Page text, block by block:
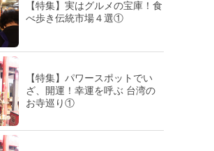
【特集】実はグルメの宝庫！食
べ歩き伝統市場４選①
【特集】パワースポットでい
ざ、開運！幸運を呼ぶ 台湾の
お寺巡り①